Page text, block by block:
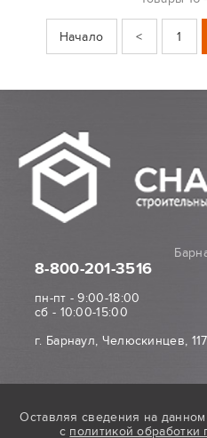
Начало < 1
8-800-201-3516
пн-пт - 9:00-18:00
сб - 10:00-15:00
г. Барнаул, Челюскинцев,
Оставляя сведения на данном
с политикой